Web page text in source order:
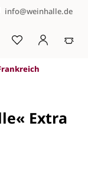
info@weinhalle.de
Extra